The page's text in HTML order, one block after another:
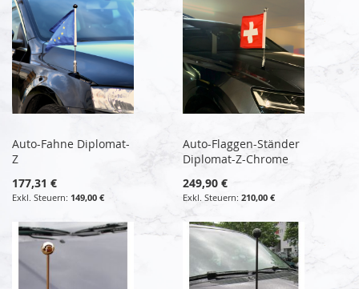
Auto-Fahne Diplomat-
Z
177,31 €
149,00 €
Auto-Flaggen-Ständer
Diplomat-Z-Chrome
249,90 €
210,00 €